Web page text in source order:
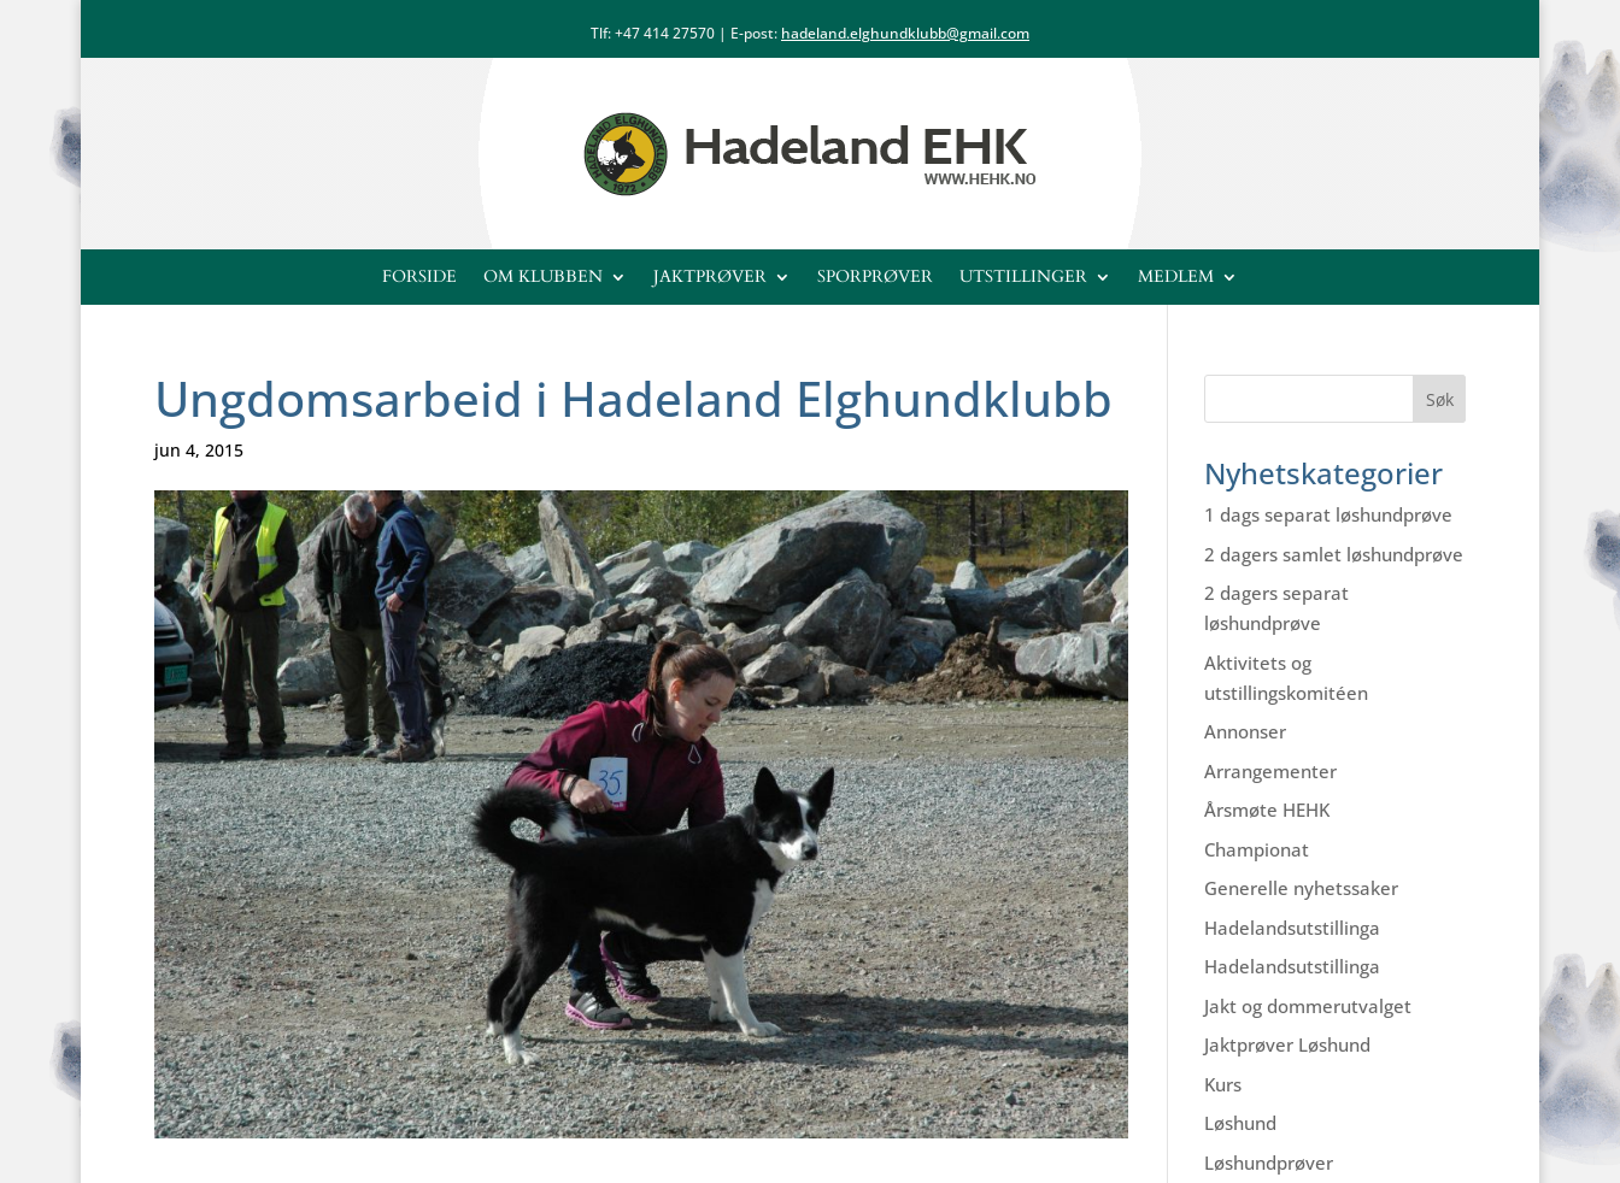
Tlf: +47414 27570 | E-post: hadeland.elghundklubb@gmail.com
FORSIDE OM KLUBBEN JAKTPRØVER SPORPRØVER UTSTILLINGER MEDLEM
Ungdomsarbeid i Hadeland Elghundklubb
jun 4, 2015
Nyhetskategorier
1 dags separat løshundprøve
2 dagers samlet løshundprøve
2 dagers separat
løshundprøve
Aktivitets og
utstillingskomitéen
Annonser
Arrangementer
Årsmøte HEHK
Championat
Generelle nyhetssaker
Hadelandsutstillinga
Hadelandsutstillinga
Jakt og dommerutvalget
Jaktprøver Løshund
Kurs
Løshund
Løshundprøver